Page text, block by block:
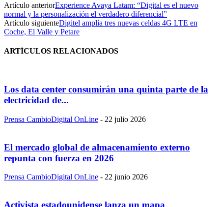
Artículo anteriorExperience Avaya Latam: “Digital es el nuevo
normal y la personalización el verdadero diferencial”
Artículo siguienteDigitel amplía tres nuevas celdas 4G LTE en
Coche, El Valle y Petare
ARTÍCULOS RELACIONADOS
Los data center consumirán una quinta parte de la
electricidad de...
Prensa CambioDigital OnLine - 22 julio 2026
El mercado global de almacenamiento externo
repunta con fuerza en 2026
Prensa CambioDigital OnLine - 22 junio 2026
Activista estadounidense lanza un mapa